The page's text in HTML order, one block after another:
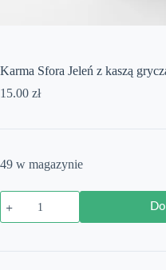
Karma Sfora Jeleń z kaszą
15.00 zł
49 w magazynie
ilość
Karma
Sfora